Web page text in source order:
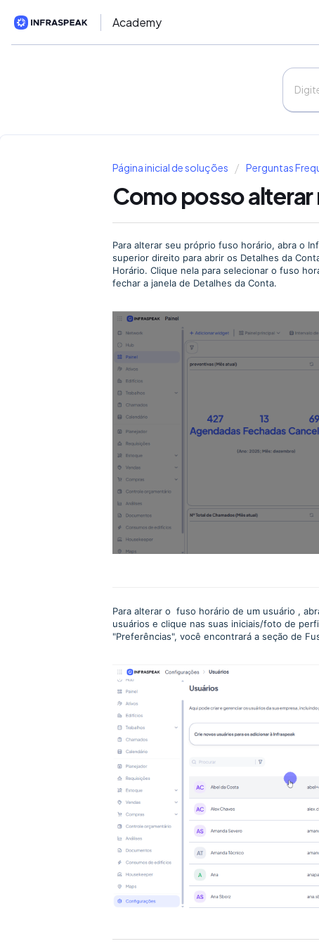
Academy
Página inicial de soluções Perguntas
Como posso
Para alterar seu próprio fuso horário, abra o
superior direito para abrir os Detalhes da
Horário. Clique nela para selecionar o fuso
fechar a janela de Detalhes da Conta.
Para alterar o fuso horário de um usuário ,
usuários e clique nas suas iniciais/foto de
"Preferências", você encontrará a seção de